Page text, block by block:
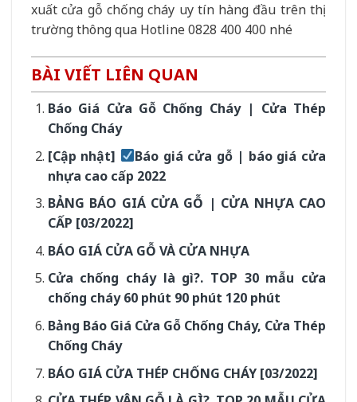
xuất cửa gỗ chống cháy uy tín hàng đầu trên thị
trường thông qua Hotline 0828 400 400 nhé
BÀI VIẾT LIÊN QUAN
Báo Giá Cửa Gỗ Chống Cháy | Cửa Thép
Chống Cháy
[Cập nhật]
Báo giá cửa gỗ | báo giá cửa
nhựa cao cấp 2022
BẢNG BÁO GIÁ CỬA GỖ | CỬA NHỰA CAO
CẤP [03/2022]
BÁO GIÁ CỬA GỖ VÀ CỬA NHỰA
Cửa chống cháy là gì?. TOP 30 mẫu cửa
chống cháy 60 phút 90 phút 120 phút
Bảng Báo Giá Cửa Gỗ Chống Cháy, Cửa Thép
Chống Cháy
BÁO GIÁ CỬA THÉP CHỐNG CHÁY [03/2022]